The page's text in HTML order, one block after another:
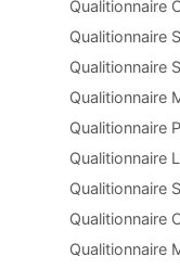
Qualitionnaire
Qualitionnaire
Qualitionnaire
Qualitionnaire
Qualitionnaire
Qualitionnaire
Qualitionnaire
Qualitionnaire
Qualitionnaire